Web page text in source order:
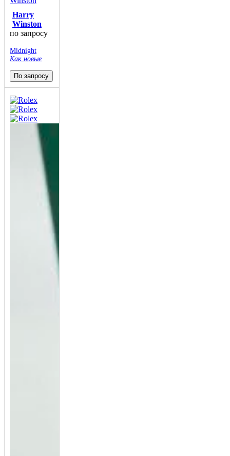
Harry
Winston
по запросу
Midnight
Как новые
По запросу